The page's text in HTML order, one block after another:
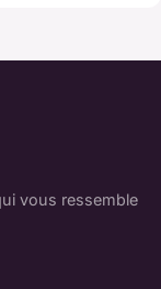
vous ressemble